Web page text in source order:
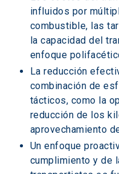
influidos por
combustible, las
la capacidad del
enfoque
La reducción
combinación de
tácticos, como la
reducción de los
aprovechamiento
Un enfoque
cumplimiento y de